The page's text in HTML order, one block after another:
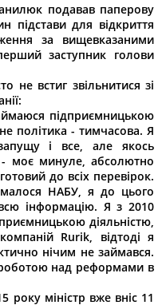
подавав паперову
підстави для відкриття
за вищевказаними
заступник голови
не встиг звільнитися зі
підприємницькою
політика - тимчасова. Я
і все, але якось
- моє минуле, абсолютно
до всіх перевірок.
НАБУ, я до цього
інформацію. Я з 2010
діяльністю,
Rurik, відтоді я
нічим не займався.
над реформами в
року міністр вже вніс 11